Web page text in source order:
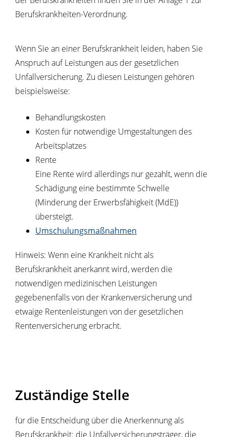
Berufskrankheiten-Verordnung.
Wenn Sie an einer Berufskrankheit leiden, haben Sie
Anspruch auf Leistungen aus der gesetzlichen
Unfallversicherung. Zu diesen Leistungen gehören
beispielsweise:
Behandlungskosten
Kosten für notwendige Umgestaltungen des
Arbeitsplatzes
Rente
Eine Rente wird allerdings nur gezahlt, wenn die
Schädigung eine bestimmte Schwelle
(Minderung der Erwerbsfähigkeit (MdE))
übersteigt.
Umschulungsmaßnahmen
Hinweis: Wenn eine Krankheit nicht als
Berufskrankheit anerkannt wird, werden die
notwendigen medizinischen Leistungen
gegebenenfalls von der Krankenversicherung und
etwaige Rentenleistungen von der gesetzlichen
Rentenversicherung erbracht.
Zuständige Stelle
für die Entscheidung über die Anerkennung als
Berufskrankheit: die Unfallversicherungsträger, die